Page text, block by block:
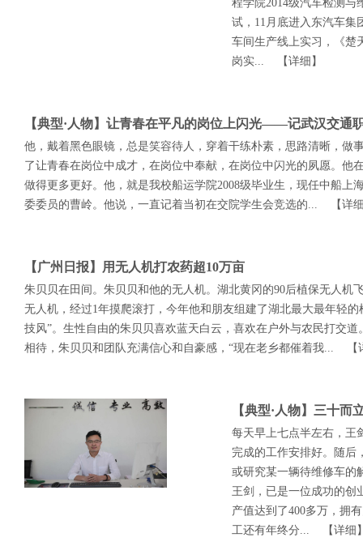
程学院2014级汽车检测与
试，11月底进入东汽车集
车间生产线上实习，《楚
岗实...
【详细】
【典型·人物】让青春在平凡的岗位上闪光——记武汉交通
他，戴着黑色眼镜，总是笑容待人，穿着干练朴素，思路清晰，做
了让青春在岗位中成才，在岗位中奉献，在岗位中闪光的夙愿。
做得更多更好。他，就是我校船运学院2008级毕业生，现任中船
委委员的曹岭。他说，一直记着当初在交院学生会竞选的...
【详
【广州日报】用无人机打农药超10万亩
朱贝贝在田间。朱贝贝和他的无人机。湖北黄冈的90后植保无人
无人机，经过1年摸爬滚打，今年他和朋友组建了湖北最大最年轻
技风”。生性自由的朱贝贝喜欢蓝天白云，喜欢在户外与农民打交
相待，朱贝贝和团队充满信心和自豪感，“现在老乡都催着我...
【典型·人物】三十而
每天早上七点半左右，王
完成的工作安排好。随后
或研究某一辆待维修车
王剑，已是一位成功的创
产值达到了400多万，拥
工还有年终分...
【详细